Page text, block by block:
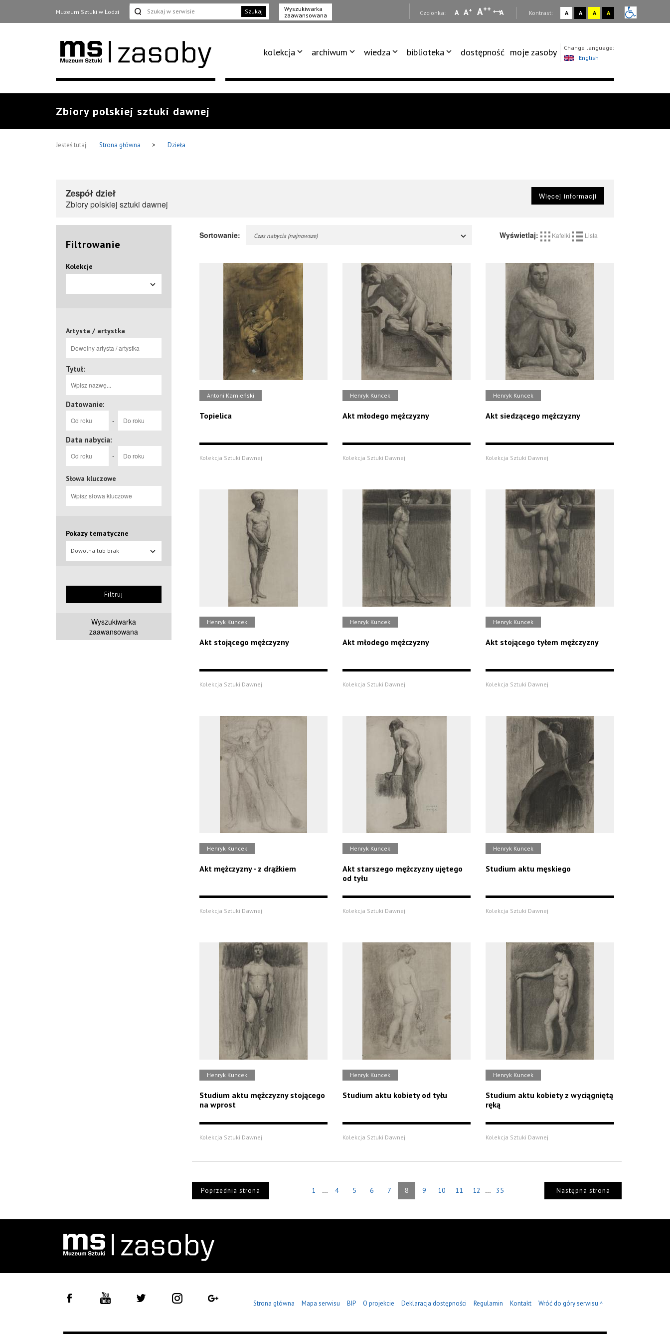
Muzeum Sztuki w Łodzi Szukaj
Wyszukiwarka
zaawansowana
Czcionka: A A+ A++ A Kontrast: A A A A
kolekcja archiwum wiedza biblioteka dostępność moje zasoby
Change language:
English
Zbiory polskiej sztuki dawnej
Jesteś tutaj: Strona główna > Dzieła
Zespół dzieł
Zbiory polskiej sztuki dawnej
Więcej informacji
Filtrowanie
Kolekcje
Artysta / artystka
Tytuł:
Datowanie:
-
Data nabycia:
-
Słowa kluczowe
Pokazy tematyczne
Dowolna lub brak
Filtruj
Wyszukiwarka
zaawansowana
Sortowanie: Czas nabycia (najnowsze) Wyświetlaj: Kafelki Lista
Antoni Kamieński
Topielica
Kolekcja Sztuki Dawnej
Henryk Kuncek
Akt młodego mężczyzny
Kolekcja Sztuki Dawnej
Henryk Kuncek
Akt siedzącego mężczyzny
Kolekcja Sztuki Dawnej
Henryk Kuncek
Akt stojącego mężczyzny
Kolekcja Sztuki Dawnej
Henryk Kuncek
Akt młodego mężczyzny
Kolekcja Sztuki Dawnej
Henryk Kuncek
Akt stojącego tyłem mężczyzny
Kolekcja Sztuki Dawnej
Henryk Kuncek
Akt mężczyzny - z drążkiem
Kolekcja Sztuki Dawnej
Henryk Kuncek
Akt starszego mężczyzny ujętego
od tyłu
Kolekcja Sztuki Dawnej
Henryk Kuncek
Studium aktu męskiego
Kolekcja Sztuki Dawnej
Henryk Kuncek
Studium aktu mężczyzny stojącego
na wprost
Kolekcja Sztuki Dawnej
Henryk Kuncek
Studium aktu kobiety od tyłu
Kolekcja Sztuki Dawnej
Henryk Kuncek
Studium aktu kobiety z wyciągniętą
ręką
Kolekcja Sztuki Dawnej
Poprzednia strona 1 ... 4 5 6 7 8 9 10 11 12 ... 35 Następna strona
Strona główna Mapa serwisu BIP O projekcie Deklaracja dostępności Regulamin Kontakt Wróć do góry serwisu ^